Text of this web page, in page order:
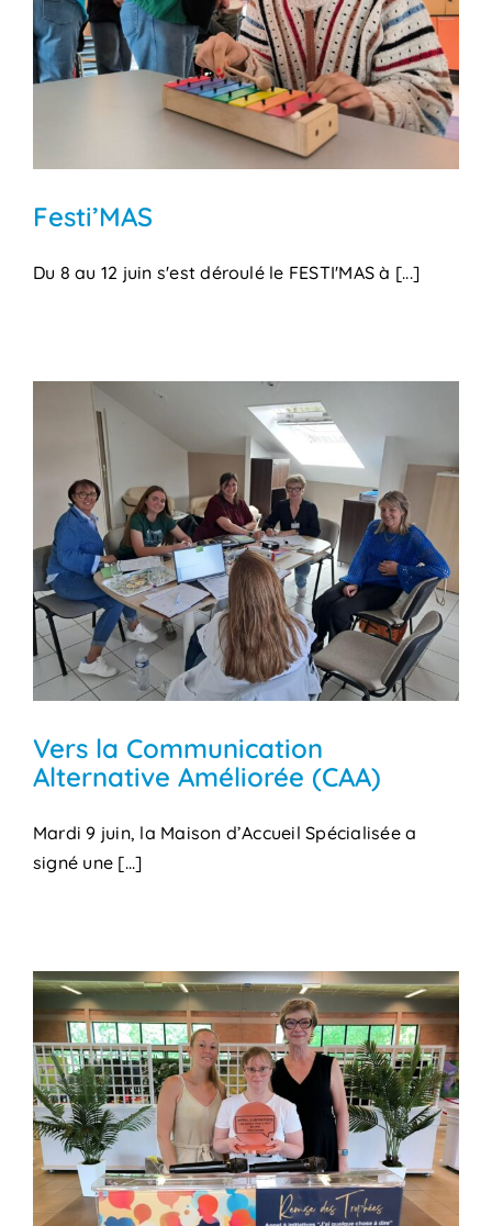
Festi’MAS
Du 8 au 12 juin s'est déroulé le FESTI'MAS à [...]
Vers la Communication
Alternative Améliorée (CAA)
Mardi 9 juin, la Maison d’Accueil Spécialisée a
signé une [...]